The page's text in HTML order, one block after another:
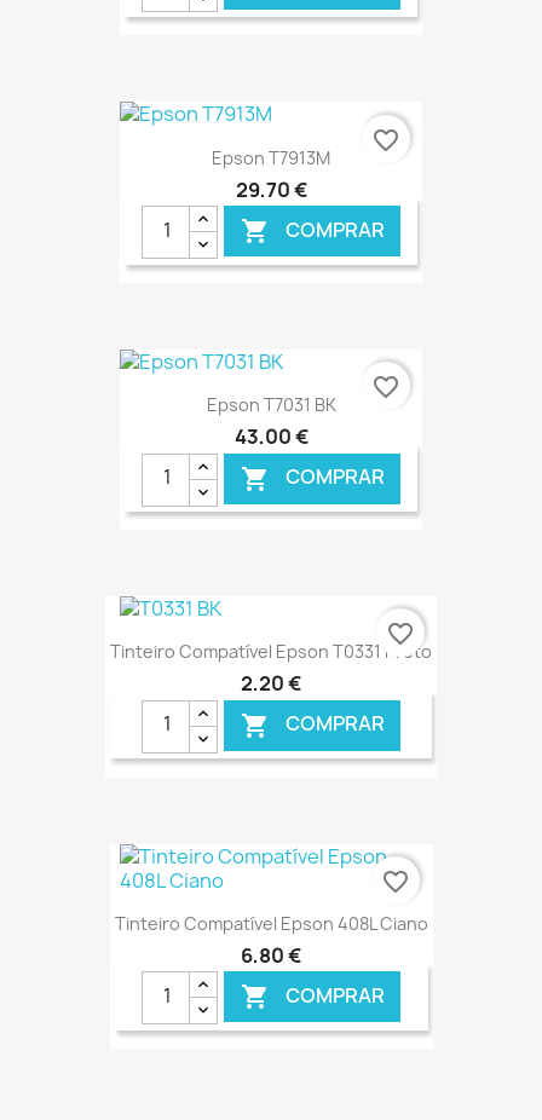
€ ONLINE
Epson T7913M
29,70 €
 COMPRAR
€ ONLINE
favorite_border
Epson T7031 BK
43,00 €
 COMPRAR
€ ONLINE
favorite_border
Tinteiro Compatível Epson T0331 Preto
2,20 €
 COMPRAR
€ ONLINE
favorite_border
Tinteiro Compatível Epson 408L Ciano
6,80 €
 COMPRAR
favorite_border